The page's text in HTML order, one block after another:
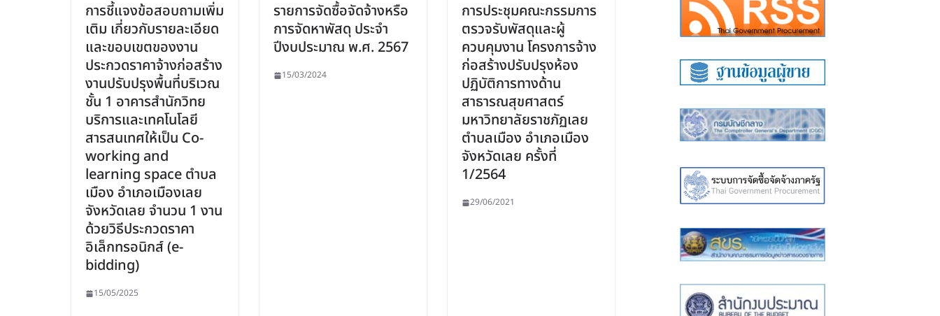
การชี้แจงข้อสอบถามเพิ่ม
เติม เกี่ยวกับรายละเอียด
และขอบเขตของงาน
ประกวดราคาจ้างก่อสร้าง
งานปรับปรุงพื้นที่บริเวณ
ชั้น 1 อาคารสำนักวิทย
บริการและเทคโนโลยี
สารสนเทศให้เป็น Co-
working and
learning space ตำบล
เมือง อำเภอเมืองเลย
จังหวัดเลย จำนวน 1 งาน
ด้วยวิธีประกวดราคา
อิเล็กทรอนิกส์ (e-
bidding)
15/05/2025
รายการจัดซื้อจัดจ้างหรือ
การจัดหาพัสดุ ประจำ
ปีงบประมาณ พ.ศ. 2567
15/03/2024
การประชุมคณะกรรมการ
ตรวจรับพัสดุและผู้
ควบคุมงาน โครงการจ้าง
ก่อสร้างปรับปรุงห้อง
ปฏิบัติการทางด้าน
สาธารณสุขศาสตร์
มหาวิทยาลัยราชภัฏเลย
ตำบลเมือง อำเภอเมือง
จังหวัดเลย ครั้งที่
1/2564
29/06/2021